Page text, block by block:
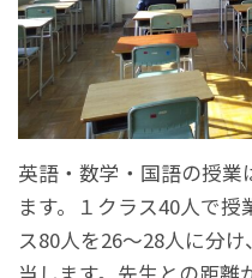
英語・数学・国語の授業
ます。１クラス40人で
ス80人を26～28人に分